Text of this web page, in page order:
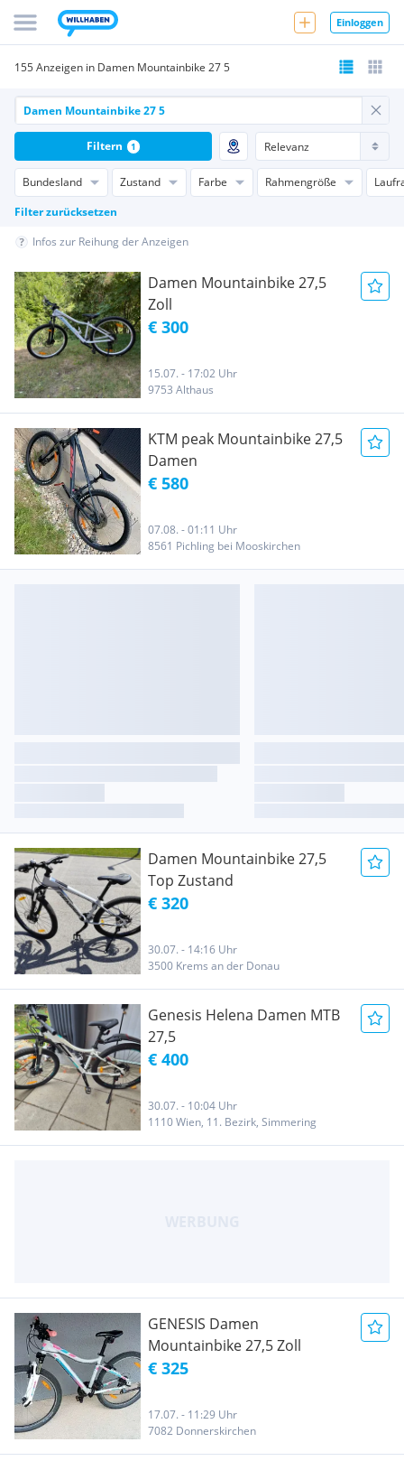
Einloggen
155 Anzeigen in Damen Mountainbike 27 5
Bundesland Zustand Farbe Rahmengröße
Filter zurücksetzen
Filtern 1
Infos zur Reihung der Anzeigen
Damen Mountainbike 27,5
Zoll
€ 300
15.07. - 17:02 Uhr
9753 Althaus
KTM peak Mountainbike 27,5
Damen
€ 580
07.08. - 01:11 Uhr
8561 Pichling bei Mooskirchen
Damen Mountainbike 27,5
Top Zustand
€ 320
30.07. - 14:16 Uhr
3500 Krems an der Donau
Genesis Helena Damen MTB
27,5
€ 400
30.07. - 10:04 Uhr
1110 Wien, 11. Bezirk, Simmering
GENESIS Damen
Mountainbike 27,5 Zoll
€ 325
17.07. - 11:29 Uhr
7082 Donnerskirchen